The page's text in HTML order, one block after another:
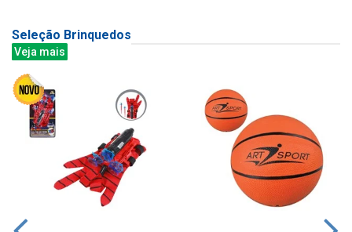
Seleção Brinquedos
Veja mais